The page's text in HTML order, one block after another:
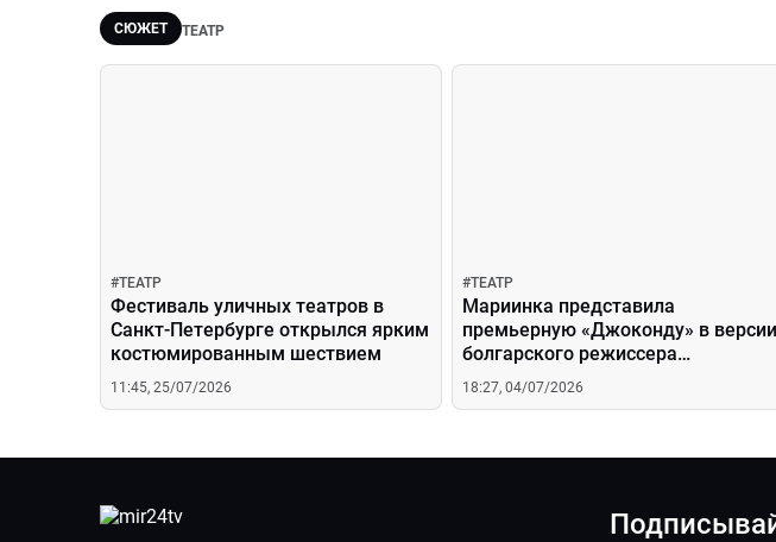
СЮЖЕТ ТЕАТР
#ТЕАТР
Фестиваль уличных театров в
Санкт-Петербурге открылся ярким
костюмированным шествием
11:45, 25/07/2026
#ТЕАТР
Мариинка представила
премьерную «Джоконду» в версии
болгарского режиссера
Анастасова
18:27, 04/07/2026